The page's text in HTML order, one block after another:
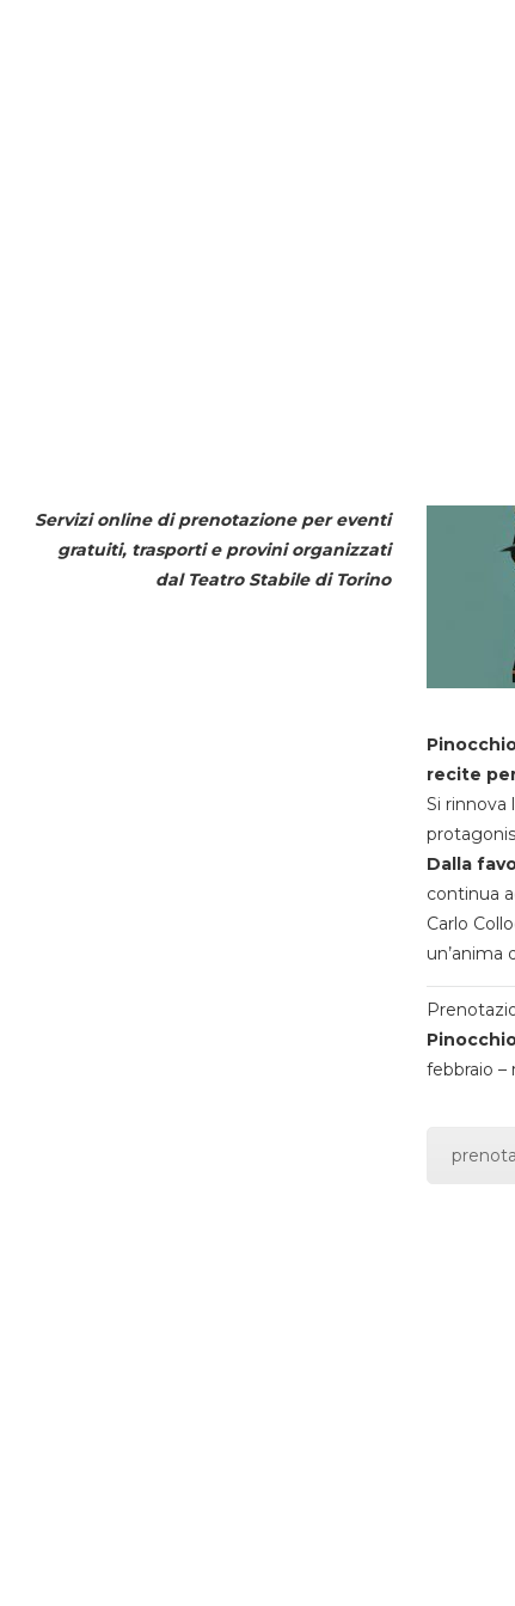
Servizi online di prenotazione per eventi
gratuiti, trasporti e provini organizzati
dal Teatro Stabile di Torino
recite
Si rinnova
Dalla
continua
Carlo
un’anima
febbraio –